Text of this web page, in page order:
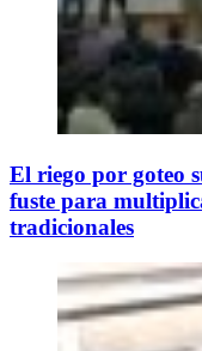
El riego por goteo
fuste para
tradicionales